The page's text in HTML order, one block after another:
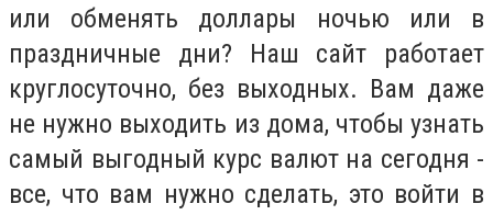
или обменять доллары ночью или в
праздничные дни? Наш сайт работает
круглосуточно, без выходных. Вам даже
не нужно выходить из дома, чтобы узнать
самый выгодный курс валют на сегодня -
все, что вам нужно сделать, это войти в